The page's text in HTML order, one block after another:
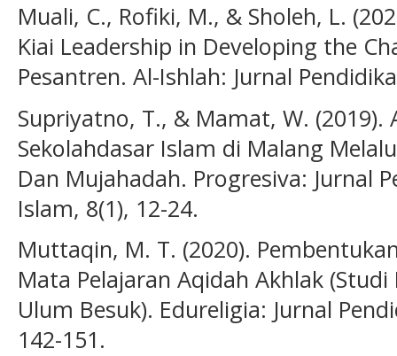
Muali, C., Rofiki, M., & Sholeh, L.
Kiai Leadership in Developing the
Pesantren. Al-Ishlah: Jurnal
Supriyatno, T., & Mamat, W. (2019).
Sekolahdasar Islam di Malang
Dan Mujahadah. Progresiva: Jurnal
Islam, 8(1), 12-24.
Muttaqin, M. T. (2020).
Mata Pelajaran Aqidah Akhlak (Studi
Ulum Besuk). Edureligia: Jurnal
142-151.